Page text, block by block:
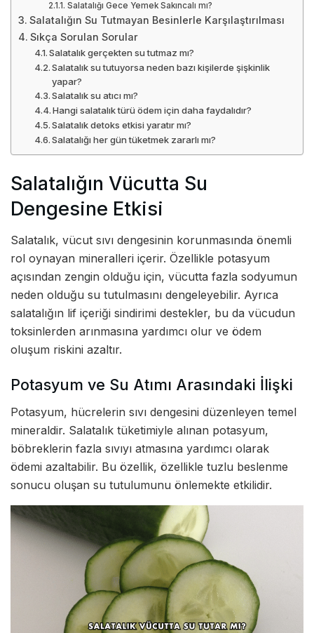
Salatalığı Gece Yemek Sakıncalı mı?
Salatalığın Su Tutmayan Besinlerle Karşılaştırılması
Sıkça Sorulan Sorular
Salatalık gerçekten su tutmaz mı?
Salatalık su tutuyorsa neden bazı kişilerde şişkinlik
yapar?
Salatalık su atıcı mı?
Hangi salatalık türü ödem için daha faydalıdır?
Salatalık detoks etkisi yaratır mı?
Salatalığı her gün tüketmek zararlı mı?
Salatalığın Vücutta Su
Dengesine Etkisi
Salatalık, vücut sıvı dengesinin korunmasında önemli
rol oynayan mineralleri içerir. Özellikle potasyum
açısından zengin olduğu için, vücutta fazla sodyumun
neden olduğu su tutulmasını dengeleyebilir. Ayrıca
salatalığın lif içeriği sindirimi destekler, bu da vücudun
toksinlerden arınmasına yardımcı olur ve ödem
oluşum riskini azaltır.
Potasyum ve Su Atımı Arasındaki İlişki
Potasyum, hücrelerin sıvı dengesini düzenleyen temel
mineraldir. Salatalık tüketimiyle alınan potasyum,
böbreklerin fazla sıvıyı atmasına yardımcı olarak
ödemi azaltabilir. Bu özellik, özellikle tuzlu beslenme
sonucu oluşan su tutulumunu önlemekte etkilidir.